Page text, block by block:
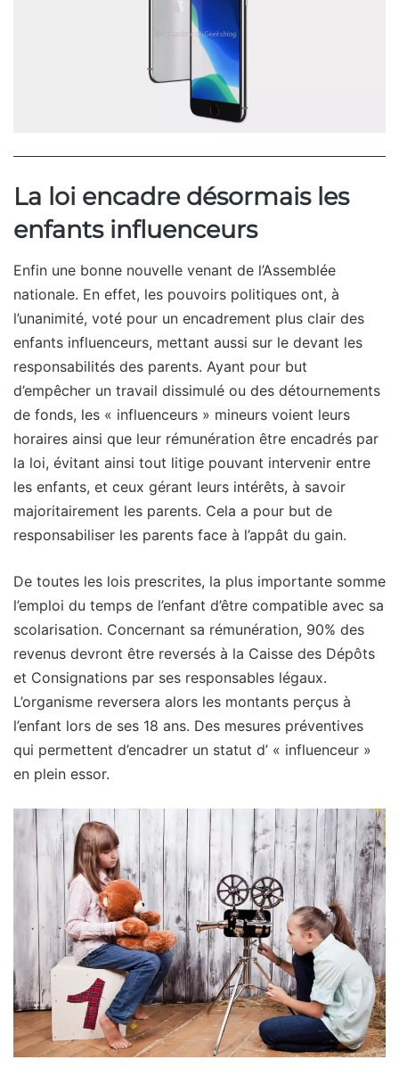
La loi encadre désormais les
enfants influenceurs
Enfin une bonne nouvelle venant de l’Assemblée
nationale. En effet, les pouvoirs politiques ont, à
l’unanimité, voté pour un encadrement plus clair des
enfants influenceurs, mettant aussi sur le devant les
responsabilités des parents. Ayant pour but
d’empêcher un travail dissimulé ou des détournements
de fonds, les « influenceurs » mineurs voient leurs
horaires ainsi que leur rémunération être encadrés par
la loi, évitant ainsi tout litige pouvant intervenir entre
les enfants, et ceux gérant leurs intérêts, à savoir
majoritairement les parents. Cela a pour but de
responsabiliser les parents face à l’appât du gain.
De toutes les lois prescrites, la plus importante somme
l’emploi du temps de l’enfant d’être compatible avec sa
scolarisation. Concernant sa rémunération, 90% des
revenus devront être reversés à la Caisse des Dépôts
et Consignations par ses responsables légaux.
L’organisme reversera alors les montants perçus à
l’enfant lors de ses 18 ans. Des mesures préventives
qui permettent d’encadrer un statut d’ « influenceur »
en plein essor.